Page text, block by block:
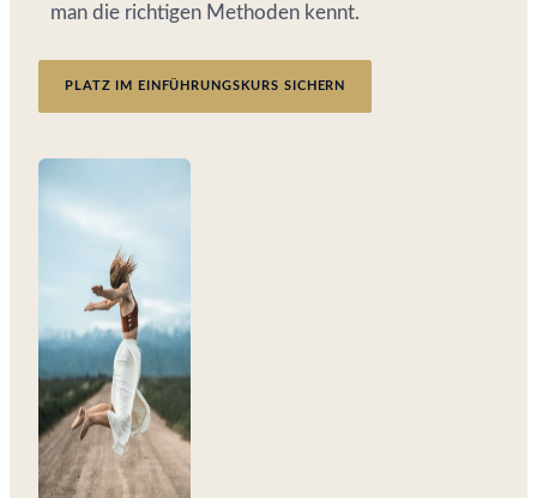
man die richtigen Methoden kennt.
PLATZ IM EINFÜHRUNGSKURS SICHERN